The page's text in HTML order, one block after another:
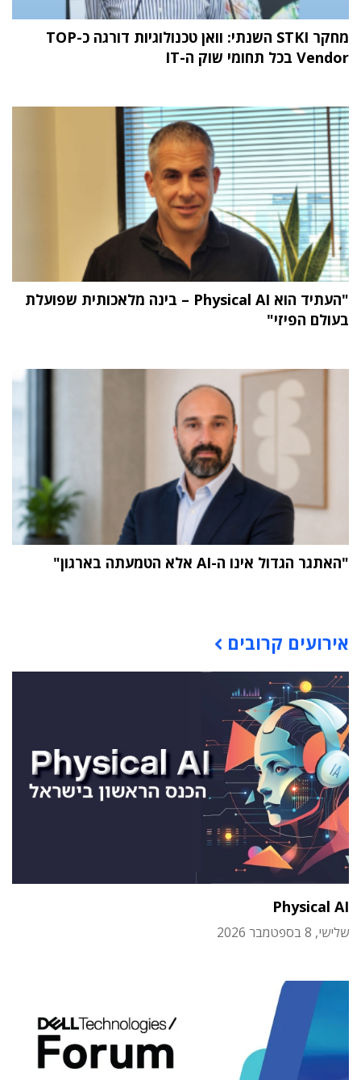
מחקר STKI השנתי: וואן טכנולוגיות דורגה כ-TOP
Vendor בכל תחומי שוק ה-IT
"העתיד הוא Physical AI – בינה מלאכותית שפועלת
בעולם הפיזי"
"האתגר הגדול אינו ה-AI אלא הטמעתה בארגון"
אירועים קרובים
Physical AI
שלישי, 8 בספטמבר 2026